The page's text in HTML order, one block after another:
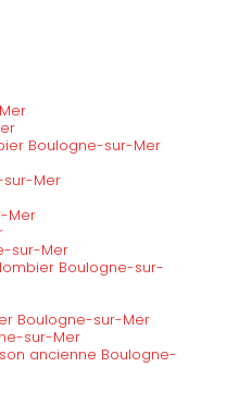
Boulogne-sur-Mer
sur-Mer
Mer
sur-Mer
Boulogne-sur-
Boulogne-sur-Mer
sur-Mer
ancienne Boulogne-